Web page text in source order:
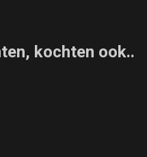
kochten ook..